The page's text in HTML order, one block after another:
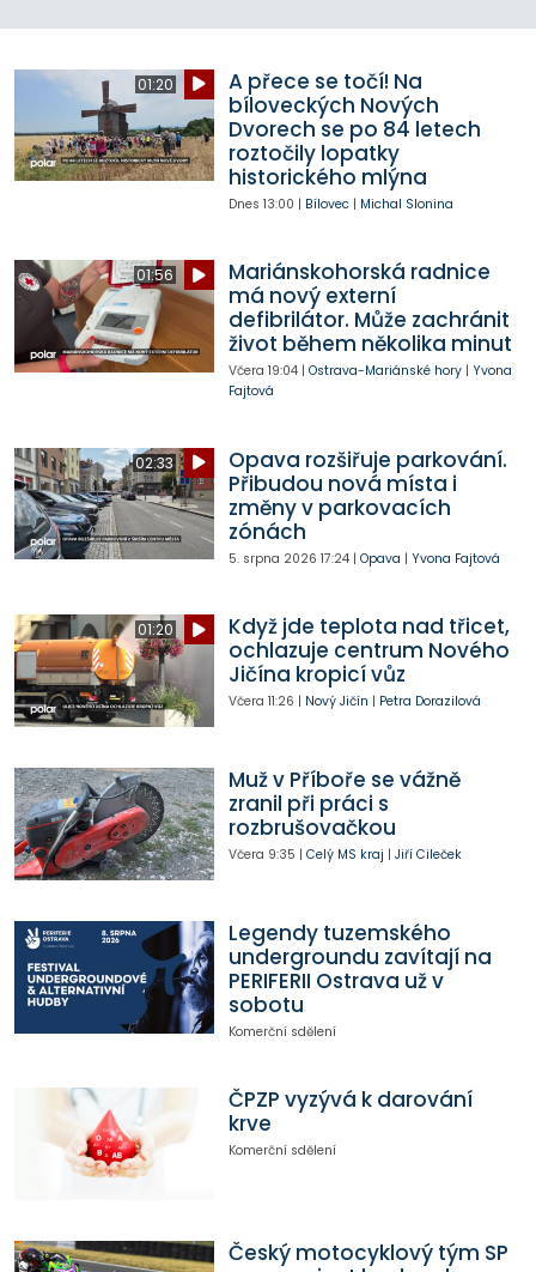
01:20
A přece se točí! Na
bíloveckých Nových
Dvorech se po 84 letech
roztočily lopatky
historického mlýna
Dnes 13:00 | Bílovec| Michal Slonina
01:56
Mariánskohorská radnice
má nový externí
defibrilátor. Může zachránit
život během několika minut
Včera 19:04| Ostrava-Mariánské hory| Yvona
Fajtová
02:33
Opava rozšiřuje parkování.
Přibudou nová místa i
změny v parkovacích
zónách
5. srpna 2026 17:24| Opava | Yvona Fajtová
01:20
Když jde teplota nad třicet,
ochlazuje centrum Nového
Jičína kropicí vůz
Včera 11:26 | Nový Jičín | Petra Dorazilová
Muž v Příboře se vážně
zranil při práci s
rozbrušovačkou
Včera 9:35 | Celý MS kraj | Jiří Cileček
Legendy tuzemského
undergroundu zavítají na
PERIFERII Ostrava už v
sobotu
Komerční sdělení
ČPZP vyzývá k darování
krve
Komerční sdělení
Český motocyklový tým SP